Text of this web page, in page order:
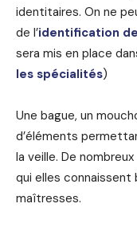
identitaires. On ne
de l’identification
sera mis en place
les spécialités)
Une bague, un
d’éléments
la veille. De
qui elles connaissent
maîtresses.